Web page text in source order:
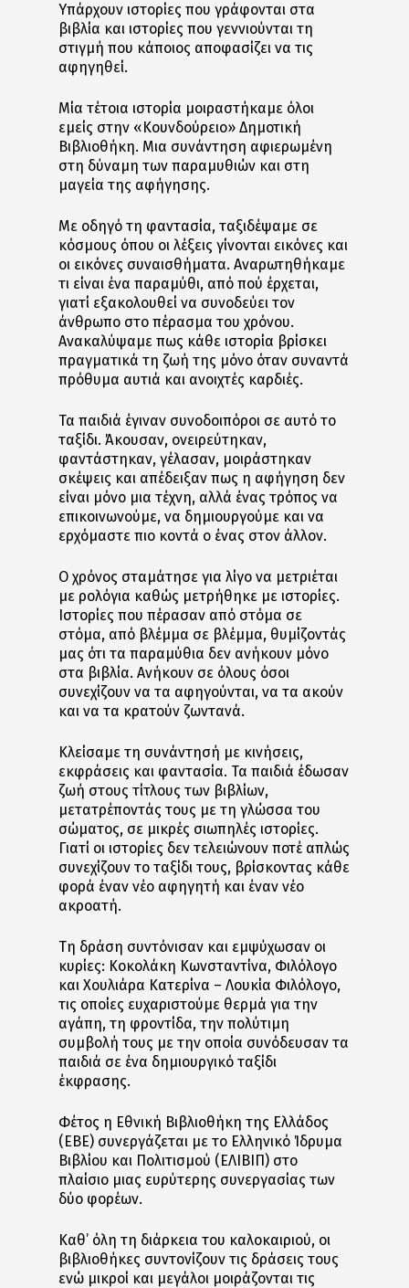
Υπάρχουν ιστορίες που γράφονται στα
βιβλία και ιστορίες που γεννιούνται τη
στιγμή που κάποιος αποφασίζει να τις
αφηγηθεί.
Μία τέτοια ιστορία μοιραστήκαμε όλοι
εμείς στην «Κουνδούρειο» Δημοτική
Βιβλιοθήκη. Μια συνάντηση αφιερωμένη
στη δύναμη των παραμυθιών και στη
μαγεία της αφήγησης.
Με οδηγό τη φαντασία, ταξιδέψαμε σε
κόσμους όπου οι λέξεις γίνονται εικόνες και
οι εικόνες συναισθήματα. Αναρωτηθήκαμε
τι είναι ένα παραμύθι, από πού έρχεται,
γιατί εξακολουθεί να συνοδεύει τον
άνθρωπο στο πέρασμα του χρόνου.
Ανακαλύψαμε πως κάθε ιστορία βρίσκει
πραγματικά τη ζωή της μόνο όταν συναντά
πρόθυμα αυτιά και ανοιχτές καρδιές.
Τα παιδιά έγιναν συνοδοιπόροι σε αυτό το
ταξίδι. Άκουσαν, ονειρεύτηκαν,
φαντάστηκαν, γέλασαν, μοιράστηκαν
σκέψεις και απέδειξαν πως η αφήγηση δεν
είναι μόνο μια τέχνη, αλλά ένας τρόπος να
επικοινωνούμε, να δημιουργούμε και να
ερχόμαστε πιο κοντά ο ένας στον άλλον.
Ο χρόνος σταμάτησε για λίγο να μετριέται
με ρολόγια καθώς μετρήθηκε με ιστορίες.
Ιστορίες που πέρασαν από στόμα σε
στόμα, από βλέμμα σε βλέμμα, θυμίζοντάς
μας ότι τα παραμύθια δεν ανήκουν μόνο
στα βιβλία. Ανήκουν σε όλους όσοι
συνεχίζουν να τα αφηγούνται, να τα ακούν
και να τα κρατούν ζωντανά.
Κλείσαμε τη συνάντησή με κινήσεις,
εκφράσεις και φαντασία. Τα παιδιά έδωσαν
ζωή στους τίτλους των βιβλίων,
μετατρέποντάς τους με τη γλώσσα του
σώματος, σε μικρές σιωπηλές ιστορίες.
Γιατί οι ιστορίες δεν τελειώνουν ποτέ απλώς
συνεχίζουν το ταξίδι τους, βρίσκοντας κάθε
φορά έναν νέο αφηγητή και έναν νέο
ακροατή.
Τη δράση συντόνισαν και εμψύχωσαν οι
κυρίες: Κοκολάκη Κωνσταντίνα, Φιλόλογο
και Χουλιάρα Κατερίνα – Λουκία Φιλόλογο,
τις οποίες ευχαριστούμε θερμά για την
αγάπη, τη φροντίδα, την πολύτιμη
συμβολή τους με την οποία συνόδευσαν τα
παιδιά σε ένα δημιουργικό ταξίδι
έκφρασης.
Φέτος η Εθνική Βιβλιοθήκη της Ελλάδος
(ΕΒΕ) συνεργάζεται με το Ελληνικό Ίδρυμα
Βιβλίου και Πολιτισμού (ΕΛΙΒΙΠ) στο
πλαίσιο μιας ευρύτερης συνεργασίας των
δύο φορέων.
Καθ’ όλη τη διάρκεια του καλοκαιριού, οι
βιβλιοθήκες συντονίζουν τις δράσεις τους
ενώ μικροί και μεγάλοι μοιράζονται τις